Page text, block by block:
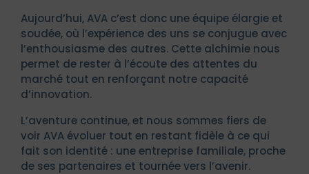
Aujourd’hui, AVA c’est donc une équipe élargie et
soudée, où l’expérience des uns se conjugue avec
l’enthousiasme des autres. Cette alchimie nous
permet de rester à l’écoute des attentes du
marché tout en renforçant notre capacité
d’innovation.
L’aventure continue, et nous sommes fiers de
voir AVA évoluer tout en restant fidèle à ce qui
fait son identité : une entreprise familiale, proche
de ses partenaires et tournée vers l’avenir.